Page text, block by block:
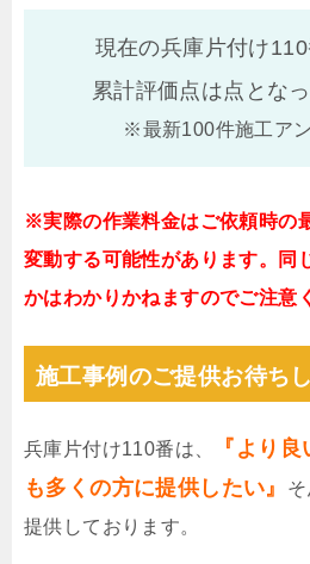
現在の兵庫片付け
累計評価点は点とな
※最新100件施工ア
※実際の作業料金はご依頼時の
変動する可能性があります。同
かはわかりかねますのでご注意
施工事例のご提供お待ち
兵庫片付け110番は、
『より
も多くの方に提供したい』
提供しております。